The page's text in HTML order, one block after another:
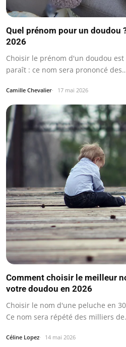
Quel prénom pour un doudou
2026
Choisir le prénom d'un doudou
paraît : ce nom sera prononcé
Camille Chevalier 17 mai 2026
Comment choisir le meilleur
votre doudou en 2026
Choisir le nom d'une peluche en
Ce nom sera répété des milliers
Céline Lopez 14 mai 2026